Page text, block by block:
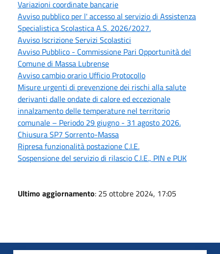
Variazioni coordinate bancarie
Avviso pubblico per l' accesso al servizio di Assistenza
Specialistica Scolastica A.S. 2026/2027.
Avviso Iscrizione Servizi Scolastici
Avviso Pubblico - Commissione Pari Opportunità del
Comune di Massa Lubrense
Avviso cambio orario Ufficio Protocollo
Misure urgenti di prevenzione dei rischi alla salute
derivanti dalle ondate di calore ed eccezionale
innalzamento delle temperature nel territorio
comunale – Periodo 29 giugno - 31 agosto 2026.
Chiusura SP7 Sorrento-Massa
Ripresa funzionalità postazione C.I.E.
Sospensione del servizio di rilascio C.I.E., PIN e PUK
Ultimo aggiornamento: 25 ottobre 2024, 17:05